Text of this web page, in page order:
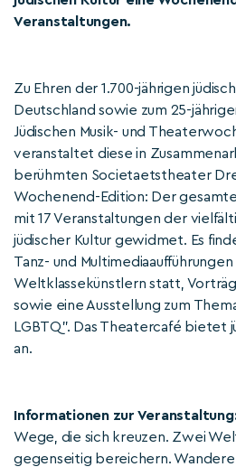
Veranstaltungen.
Zu Ehren der 1.700-jährigen
Deutschland sowie zum 25-
Jüdischen Musik- und
veranstaltet diese in
berühmten Societaetstheater
Wochenend-Edition: Der
mit 17 Veranstaltungen der
jüdischer Kultur gewidmet. Es
Tanz- und
Weltklassekünstlern statt,
sowie eine Ausstellung zum
LGBTQ". Das Theatercafé bietet
an.
Informationen zur
Wege, die sich kreuzen. Zwei
gegenseitig bereichern.